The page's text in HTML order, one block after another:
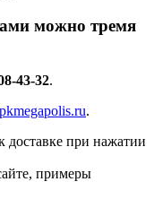
можно тремя
43-32.
.
доставке при нажатии
примеры